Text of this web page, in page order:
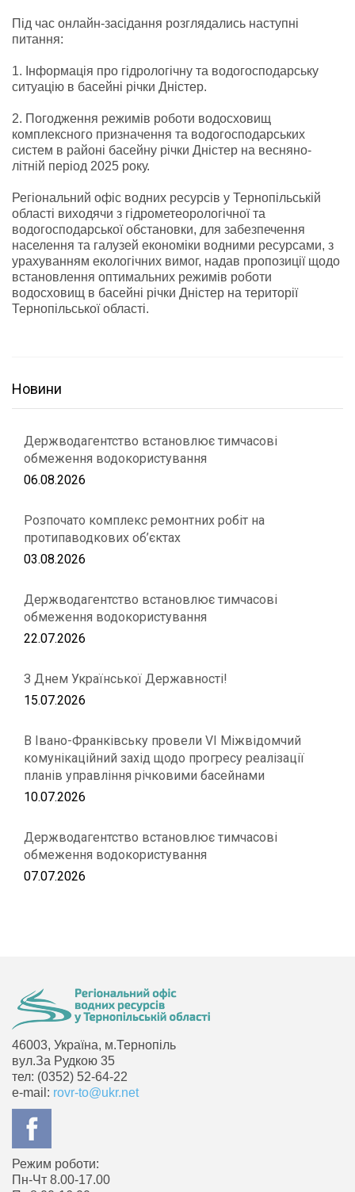
Під час онлайн-засідання розглядались наступні
питання:
1. Інформація про гідрологічну та водогосподарську
ситуацію в басейні річки Дністер.
2. Погодження режимів роботи водосховищ
комплексного призначення та водогосподарських
систем в районі басейну річки Дністер на весняно-
літній період 2025 року.
Регіональний офіс водних ресурсів у Тернопільській
області виходячи з гідрометеорологічної та
водогосподарської обстановки, для забезпечення
населення та галузей економіки водними ресурсами, з
урахуванням екологічних вимог, надав пропозиції щодо
встановлення оптимальних режимів роботи
водосховищ в басейні річки Дністер на території
Тернопільської області.
Новини
Держводагентство встановлює тимчасові
обмеження водокористування
06.08.2026
Розпочато комплекс ремонтних робіт на
протипаводкових об’єктах
03.08.2026
Держводагентство встановлює тимчасові
обмеження водокористування
22.07.2026
З Днем Української Державності!
15.07.2026
В Івано-Франківську провели VІ Міжвідомчий
комунікаційний захід щодо прогресу реалізації
планів управління річковими басейнами
10.07.2026
Держводагентство встановлює тимчасові
обмеження водокористування
07.07.2026
46003, Україна, м.Тернопіль
вул.За Рудкою 35
тел: (0352) 52-64-22
e-mail: rovr-to@ukr.net
Режим роботи:
Пн-Чт 8.00-17.00